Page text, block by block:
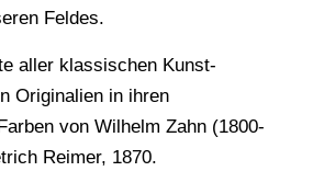
Feldes.
aller klassischen Kunst-
Originalien in ihren
von Wilhelm Zahn (1800-
Reimer, 1870.